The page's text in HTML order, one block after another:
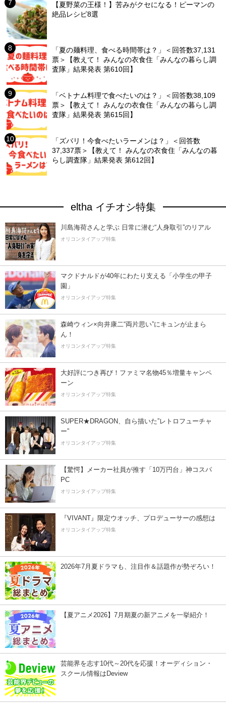
【夏野菜の王様！】苦みがクセになる！ピーマンの
絶品レシピ8選
「夏の麺料理、食べる時間帯は？」＜回答数37,131
票＞【教えて！ みんなの衣食住「みんなの暮らし調
査隊」結果発表 第610回】
「ベトナム料理で食べたいのは？」＜回答数38,109
票＞【教えて！ みんなの衣食住「みんなの暮らし調
査隊」結果発表 第615回】
「ズバリ！今食べたいラーメンは？」＜回答数
37,337票＞【教えて！ みんなの衣食住「みんなの暮
らし調査隊」結果発表 第612回】
eltha イチオシ特集
川島海荷さんと学ぶ 日常に潜む“人身取引”のリアル
オリコンタイアップ特集
マクドナルドが40年にわたり支える「小学生の甲子
園」
オリコンタイアップ特集
森崎ウィン×向井康二“両片思い”にキュンが止まら
ん！
オリコンタイアップ特集
大好評につき再び！ファミマ名物45％増量キャンペ
ーン
オリコンタイアップ特集
SUPER★DRAGON、自ら描いた”レトロフューチャ
ー”
オリコンタイアップ特集
【驚愕】メーカー社員が推す「10万円台」神コスパ
PC
オリコンタイアップ特集
『VIVANT』限定ウオッチ、プロデューサーの感想は
オリコンタイアップ特集
2026年7月夏ドラマも、注目作＆話題作が勢ぞろい！
【夏アニメ2026】7月期夏の新アニメを一挙紹介！
芸能界を志す10代～20代を応援！オーディション・
スクール情報はDeview